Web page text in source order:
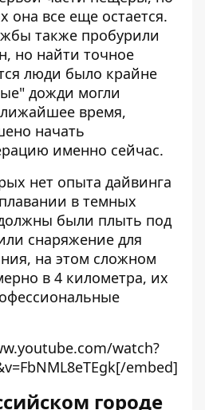
она все еще остается.
также пробурили
но найти точное
люди было крайне
дожди могли
время,
начать
именно сейчас.
нет опыта дайвинга
в темных
были плыть под
снаряжение для
, на этом сложном
в 4 километра, их
watch?
embed]
городе